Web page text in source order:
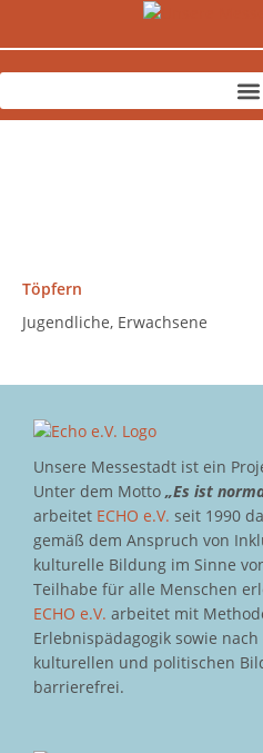
Töpfern
Jugendliche, Erwachsene
Unsere Messestadt ist ein
Unter dem Motto „Es ist
arbeitet ECHO e.V. seit 1990
gemäß dem Anspruch von
kulturelle Bildung im Sinne
Teilhabe für alle Menschen
ECHO e.V. arbeitet mit
Erlebnispädagogik sowie
kulturellen und politischen
barrierefrei.